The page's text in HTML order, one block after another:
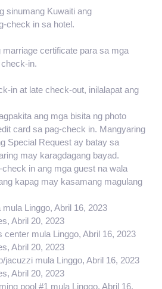
sinumang Kuwaiti ang
check in sa hotel.
marriage certificate para sa mga
in.
in at late check-out, inilalapat ang
ang mga bisita ng photo
card sa pag-check in. Mangyaring
Special Request ay batay sa
may karagdagang bayad.
in ang mga guest na wala
kapag may kasamang magulang
Linggo, Abril 16, 2023
Abril 20, 2023
center mula Linggo, Abril 16, 2023
Abril 20, 2023
jacuzzi mula Linggo, Abril 16, 2023
Abril 20, 2023
pool #1 mula Linggo, Abril 16,